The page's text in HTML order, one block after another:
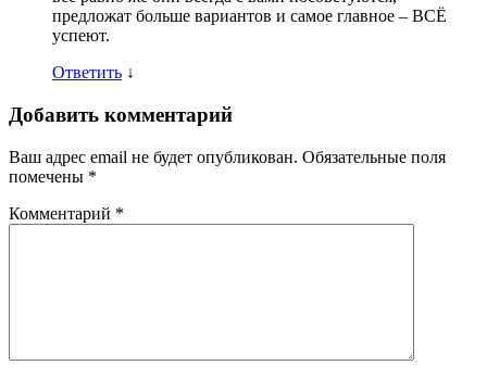
предложат больше вариантов и самое главное – ВСЁ
успеют.
Ответить ↓
Добавить комментарий
Ваш адрес email не будет опубликован. Обязательные поля
помечены *
Комментарий *